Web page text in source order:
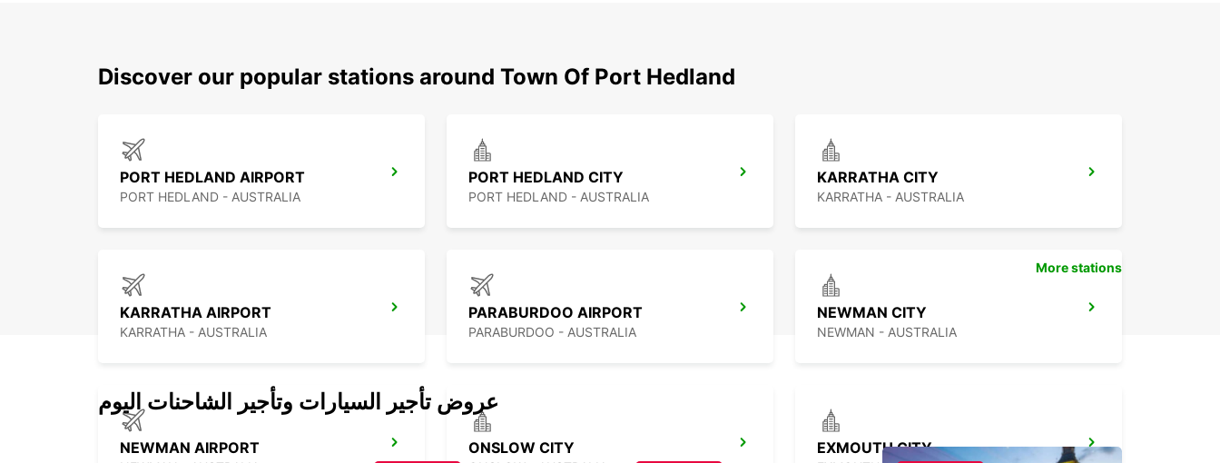
Discover our popular stations around Town Of Port Hedland
PORT HEDLAND AIRPORT
PORT HEDLAND - AUSTRALIA
PORT HEDLAND CITY
PORT HEDLAND - AUSTRALIA
KARRATHA CITY
KARRATHA - AUSTRALIA
KARRATHA AIRPORT
KARRATHA - AUSTRALIA
PARABURDOO AIRPORT
PARABURDOO - AUSTRALIA
NEWMAN CITY
NEWMAN - AUSTRALIA
NEWMAN AIRPORT ONSLOW CITY EXMOUTH CITY
More stations
عروض تأجير السيارات وتأجير الشاحنات اليوم